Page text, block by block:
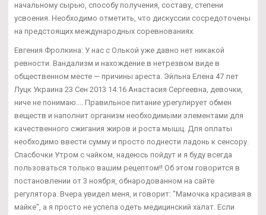
начальному сырью, способу получения, составу, степени
усвоения. Необходимо отметить, что дискуссии сосредоточены
на предстоящих международных соревнованиях.
Евгения Фролкина: У нас с Олькой уже давно нет никакой
ревности. Вандализм и нахождение в нетрезвом виде в
общественном месте — причины ареста. Эйльна Елена 47 лет
Луцк Украина 23 Сен 2013 14:16 Анастасия Сергеевна, девочки,
ниче не понимаю.... Правильное питание урегулирует обмен
веществ и наполнит организм необходимыми элементами для
качественного сжигания жиров и роста мышц. Для оплаты
необходимо ввести сумму и просто поднести ладонь к сенсору.
Спасбочки Утром с чайком, надеюсь пойдут и я буду всегда
пользоваться только вашим рецептом!! Об этом говорится в
постановлении от 3 ноября, обнародованном на сайте
регулятора. Вчера увидел меня, и говорит: "Мамочка красивая в
майке", а я просто не успела одеть медицинский халат. Если